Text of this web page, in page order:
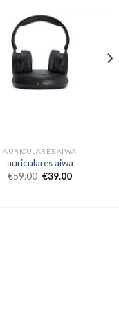
AURICULARES AIWA
auriculares aiwa
€59.00 €39.00